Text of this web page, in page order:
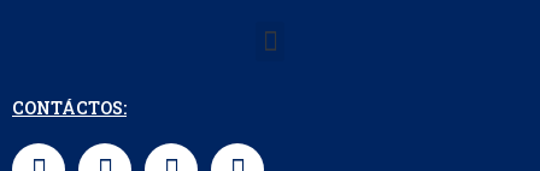
Menu
CONTÁCTOS:
F
I
L
W